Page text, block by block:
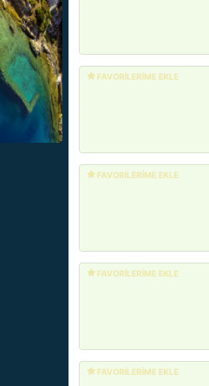
FAVORİLERİME EKLE
FAVORİLERİME EKLE
FAVORİLERİME EKLE
FAVORİLERİME EKLE